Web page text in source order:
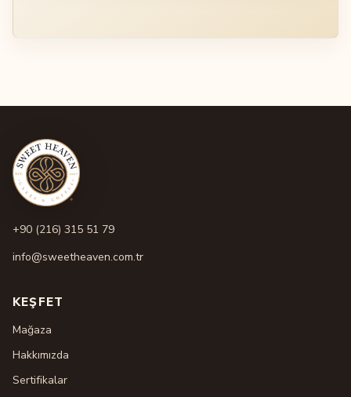
+90 (216) 315 51 79
info@sweetheaven.com.tr
KEŞFET
Mağaza
Hakkımızda
Sertifikalar